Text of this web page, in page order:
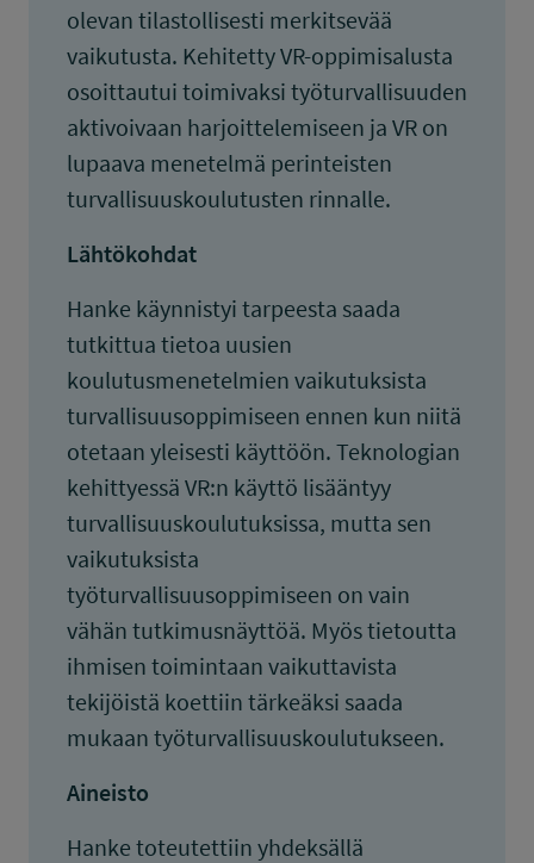
olevan tilastollisesti merkitsevää
vaikutusta. Kehitetty VR-oppimisalusta
osoittautui toimivaksi työturvallisuuden
aktivoivaan harjoittelemiseen ja VR on
lupaava menetelmä perinteisten
turvallisuuskoulutusten rinnalle.
Lähtökohdat
Hanke käynnistyi tarpeesta saada
tutkittua tietoa uusien
koulutusmenetelmien vaikutuksista
turvallisuusoppimiseen ennen kun niitä
otetaan yleisesti käyttöön. Teknologian
kehittyessä VR:n käyttö lisääntyy
turvallisuuskoulutuksissa, mutta sen
vaikutuksista
työturvallisuusoppimiseen on vain
vähän tutkimusnäyttöä. Myös tietoutta
ihmisen toimintaan vaikuttavista
tekijöistä koettiin tärkeäksi saada
mukaan työturvallisuuskoulutukseen.
Aineisto
Hanke toteutettiin yhdeksällä